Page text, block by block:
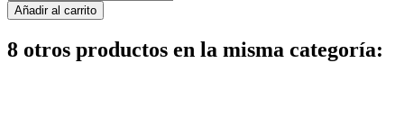
Añadir al carrito
8 otros productos en la misma categoría: